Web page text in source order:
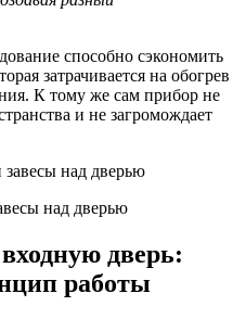
способно сэкономить
затрачивается на обогрев
К тому же сам прибор не
и не загромождает
над дверью
дверь:
работы